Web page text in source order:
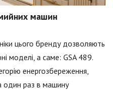
машин
цього бренду дозволяють
моделі, а саме: GSA 489.
енергозбереження,
один раз в машину